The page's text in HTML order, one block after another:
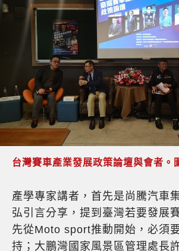
台灣賽車產業發展政策論壇與會者。
產學專家講者，首先是尚騰汽車
弘引言分享，提到臺灣若要發展
先從Moto sport推動開始，必須
持；大鵬灣國家風景區管理處長